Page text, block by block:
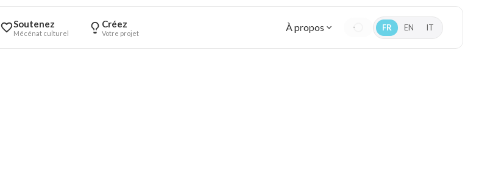
Soutenez
Mécénat culturel
Créez
Votre projet À propos FR EN IT